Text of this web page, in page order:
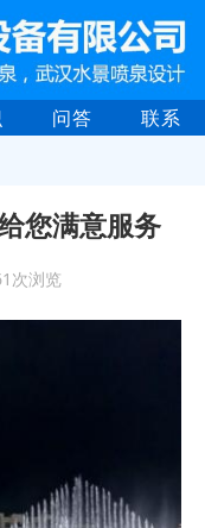
问答 联系
您满意服务
次浏览